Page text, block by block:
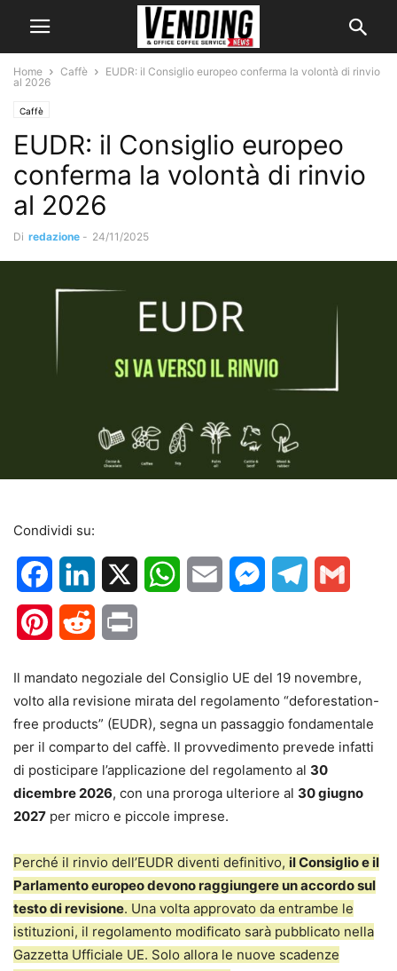
Home Caffè
EUDR: il Consiglio europeo conferma la volontà di rinvio
al 2026
Caffè
EUDR: il Consiglio europeo
conferma la volontà di rinvio
al 2026
Di redazione - 24/11/2025
Condividi su:
FacebookLinkedIn WhatsApp
Email MessengerTelegram
PinterestReddit
Il mandato negoziale del Consiglio UE del 19 novembre,
volto alla revisione mirata del regolamento “deforestation-
free products” (EUDR), segna un passaggio fondamentale
per il comparto del caffè. Il provvedimento prevede infatti
di posticipare l’applicazione del regolamento al 30
dicembre 2026, con una proroga ulteriore al 30 giugno
2027 per micro e piccole imprese.
Perché il rinvio dell’EUDR diventi definitivo, il Consiglio e il
Parlamento europeo devono raggiungere un accordo sul
testo di revisione. Una volta approvato da entrambe le
istituzioni, il regolamento modificato sarà pubblicato nella
Gazzetta Ufficiale UE. Solo allora le nuove scadenze